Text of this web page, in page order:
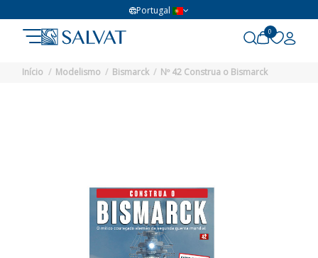
Portugal
0
Início Modelismo Bismarck Nº 42 Construa o Bismarck